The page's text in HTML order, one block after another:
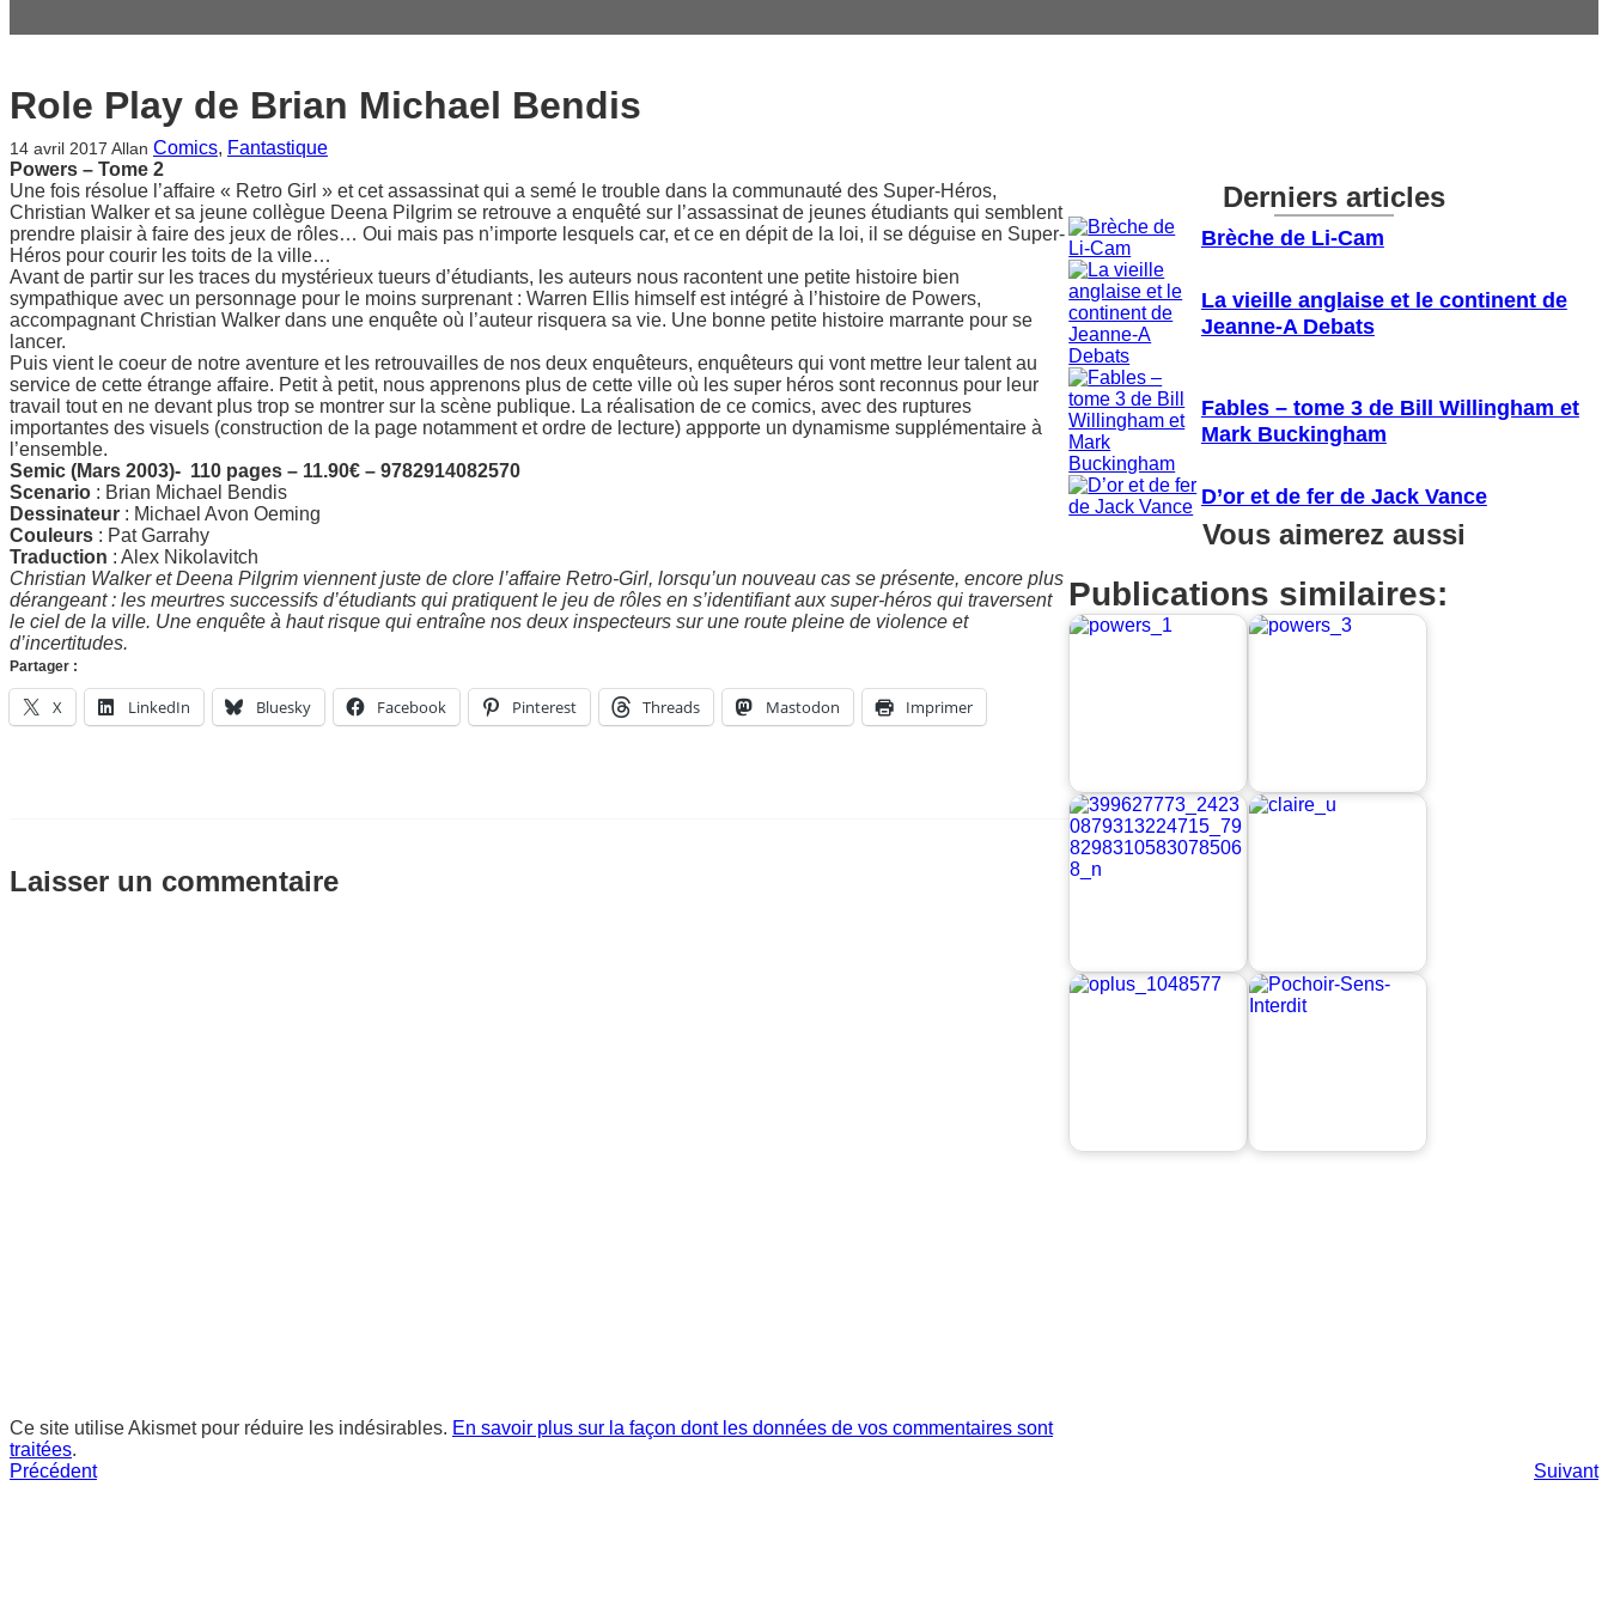
Role Play de Brian Michael Bendis
14 avril 2017 Allan Comics, Fantastique
Powers – Tome 2
Une fois résolue l’affaire « Retro Girl » et cet assassinat qui a semé le trouble dans la communauté des Super-Héros,
Christian Walker et sa jeune collègue Deena Pilgrim se retrouve a enquêté sur l’assassinat de jeunes étudiants qui semblent
prendre plaisir à faire des jeux de rôles… Oui mais pas n’importe lesquels car, et ce en dépit de la loi, il se déguise en Super-
Héros pour courir les toits de la ville…
Avant de partir sur les traces du mystérieux tueurs d’étudiants, les auteurs nous racontent une petite histoire bien
sympathique avec un personnage pour le moins surprenant : Warren Ellis himself est intégré à l’histoire de Powers,
accompagnant Christian Walker dans une enquête où l’auteur risquera sa vie. Une bonne petite histoire marrante pour se
lancer.
Puis vient le coeur de notre aventure et les retrouvailles de nos deux enquêteurs, enquêteurs qui vont mettre leur talent au
service de cette étrange affaire. Petit à petit, nous apprenons plus de cette ville où les super héros sont reconnus pour leur
travail tout en ne devant plus trop se montrer sur la scène publique. La réalisation de ce comics, avec des ruptures
importantes des visuels (construction de la page notamment et ordre de lecture) appporte un dynamisme supplémentaire à
l’ensemble.
Semic (Mars 2003)- 110 pages – 11.90€ – 9782914082570
Scenario : Brian Michael Bendis
Dessinateur : Michael Avon Oeming
Couleurs : Pat Garrahy
Traduction : Alex Nikolavitch
Christian Walker et Deena Pilgrim viennent juste de clore l’affaire Retro-Girl, lorsqu’un nouveau cas se présente, encore plus
dérangeant : les meurtres successifs d’étudiants qui pratiquent le jeu de rôles en s’identifiant aux super-héros qui traversent
le ciel de la ville. Une enquête à haut risque qui entraîne nos deux inspecteurs sur une route pleine de violence et
d’incertitudes.
Partager :
X LinkedIn Bluesky Facebook Pinterest Threads Mastodon Imprimer
Laisser un commentaire
Ce site utilise Akismet pour réduire les indésirables. En savoir plus sur la façon dont les données de vos commentaires sont
traitées.
Derniers articles
Brèche de Li-Cam
La vieille anglaise et le continent de
Jeanne-A Debats
Fables – tome 3 de Bill Willingham et
Mark Buckingham
D’or et de fer de Jack Vance
Vous aimerez aussi
Publications similaires:
Précédent Suivant